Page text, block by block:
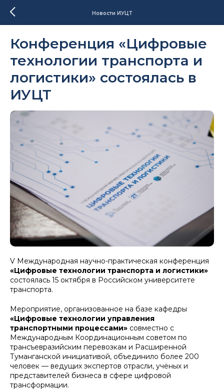
Новости ИУЦТ
Конференция «Цифровые
технологии транспорта и
логистики» состоялась в
ИУЦТ
V Международная научно-практическая конференция
«Цифровые технологии транспорта и логистики»
состоялась 15 октября в Российском университете
транспорта.
Мероприятие, организованное на базе кафедры
«Цифровые технологии управления
транспортными процессами» совместно с
Международным Координационным советом по
трансъевразийским перевозкам и Расширенной
Туманганской инициативой, объединило более 200
человек — ведущих экспертов отрасли, учёных и
представителей бизнеса в сфере цифровой
трансформации.